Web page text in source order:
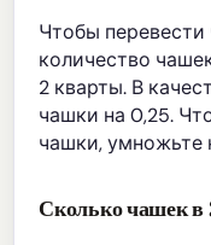
Чтобы перевести
количество
2 кварты. В
чашки на 0,25.
чашки, умножьте
Сколько чашек в